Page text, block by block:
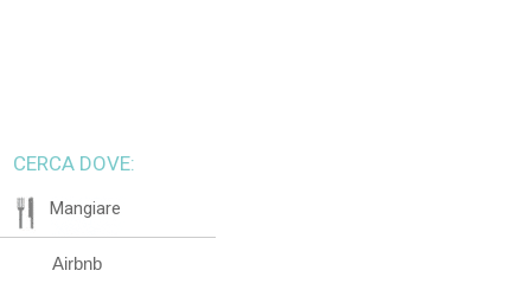
CERCA DOVE:
Mangiare
Airbnb